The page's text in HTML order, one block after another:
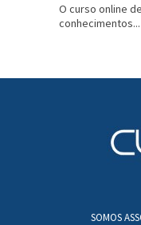
O curso online
conhecimentos...
SOMOS